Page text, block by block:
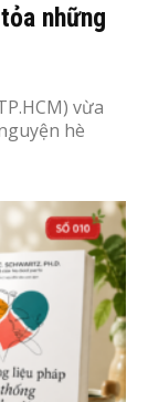
những
vừa
hè